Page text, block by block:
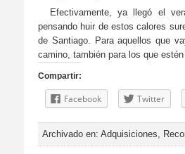
Efectivamente, ya llegó el
pensando huir de estos calores
de Santiago. Para aquellos que
camino, también para los que
Compartir:
Facebook Twitter
Archivado en: Adquisiciones,